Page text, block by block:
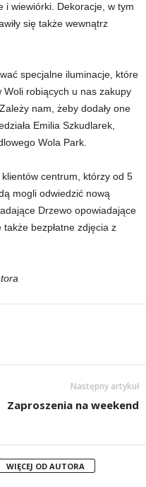
i wiewiórki. Dekoracje, w tym
się także wewnątrz
specjalne iluminacje, które
robiących u nas zakupy
nam, żeby dodały one
Emilia Szkudlarek,
Wola Park.
centrum, którzy od 5
mogli odwiedzić nową
Drzewo opowiadające
bezpłatne zdjęcia z
Następny artykuł
Zaproszenia na weekend
WIĘCEJ OD AUTORA